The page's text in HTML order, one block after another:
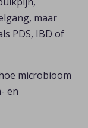
maar
PDS, IBD of
microbioom
en